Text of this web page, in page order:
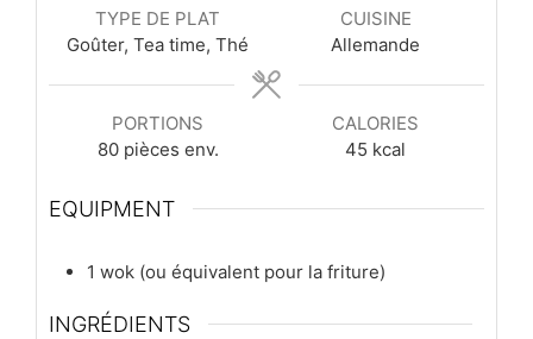
TYPE DE PLAT
Goûter, Tea time, Thé
CUISINE
Allemande
PORTIONS
80 pièces env.
CALORIES
45 kcal
EQUIPMENT
1 wok (ou équivalent pour la friture)
INGRÉDIENTS